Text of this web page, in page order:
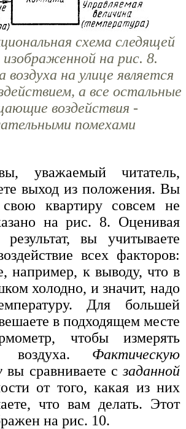
схема следящей
на рис. 8.
воздуха на улице является
а все остальные
воздействия -
помехами
уважаемый читатель,
выход из положения. Вы
свою квартиру совсем не
на рис. 8. Оценивая
результат, вы учитываете
всех факторов:
например, к выводу, что в
холодно, и значит, надо
Для большей
в подходящем месте
чтобы измерять
воздуха. Фактическую
вы сравниваете сзаданной
от того, какая из них
что вам делать. Этот
на рис. 10.